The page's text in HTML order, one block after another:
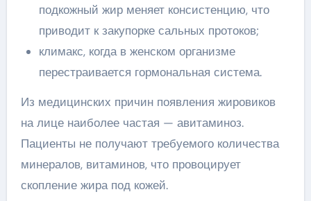
подкожный жир меняет консистенцию, что
приводит к закупорке сальных протоков;
климакс, когда в женском организме
перестраивается гормональная система.
Из медицинских причин появления жировиков
на лице наиболее частая — авитаминоз.
Пациенты не получают требуемого количества
минералов, витаминов, что провоцирует
скопление жира под кожей.